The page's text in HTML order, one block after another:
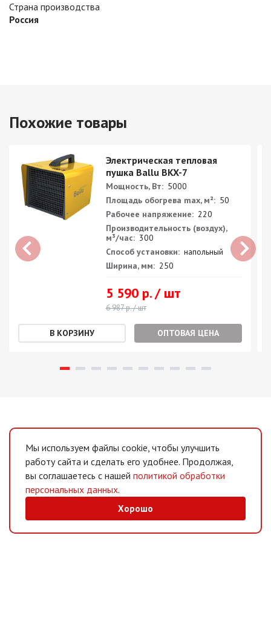
Страна производства
Россия
Похожие товары
Электрическая тепловая
пушка Ballu BKX-7
Мощность, Вт: 5000
Площадь обогрева max, м²: 50
Рабочее напряжение: 220
Производительность (воздух),
м³/час: 300
Способ установки: напольный
Ширина, мм: 250
5 590 р. / шт
6 987 р. / шт
ОПТОВАЯ ЦЕНА
Мы используем файлы cookie, чтобы улучшить
работу сайта и сделать его удобнее. Продолжая,
вы соглашаетесь с нашей политикой обработки
персональных данных.
Хорошо